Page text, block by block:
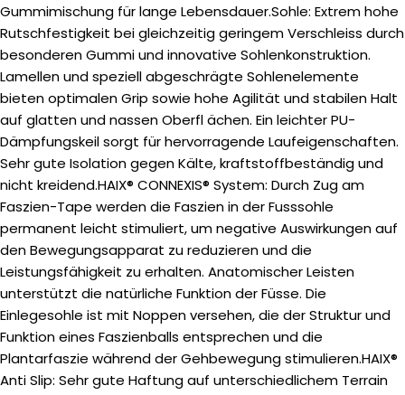
Gummimischung für lange Lebensdauer.Sohle: Extrem hohe
Rutschfestigkeit bei gleichzeitig geringem Verschleiss durch
besonderen Gummi und innovative Sohlenkonstruktion.
Lamellen und speziell abgeschrägte Sohlenelemente
bieten optimalen Grip sowie hohe Agilität und stabilen Halt
auf glatten und nassen Oberfl ächen. Ein leichter PU-
Dämpfungskeil sorgt für hervorragende Laufeigenschaften.
Sehr gute Isolation gegen Kälte, kraftstoffbeständig und
nicht kreidend.HAIX® CONNEXIS® System: Durch Zug am
Faszien-Tape werden die Faszien in der Fusssohle
permanent leicht stimuliert, um negative Auswirkungen auf
den Bewegungsapparat zu reduzieren und die
Leistungsfähigkeit zu erhalten. Anatomischer Leisten
unterstützt die natürliche Funktion der Füsse. Die
Einlegesohle ist mit Noppen versehen, die der Struktur und
Funktion eines Faszienballs entsprechen und die
Plantarfaszie während der Gehbewegung stimulieren.HAIX®
Anti Slip: Sehr gute Haftung auf unterschiedlichem Terrain